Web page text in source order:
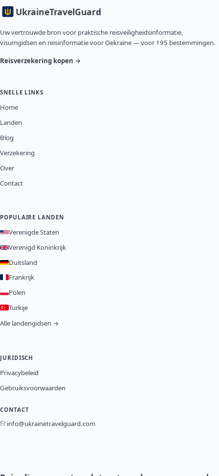
UkraineTravelGuard
Uw vertrouwde bron voor praktische reisveiligheidsinformatie,
visumgidsen en reisinformatie voor Oekraïne — voor 195 bestemmingen.
Reisverzekering kopen →
SNELLE LINKS
Home
Landen
Blog
Verzekering
Over
Contact
POPULAIRE LANDEN
Verenigde Staten
Verenigd Koninkrijk
Duitsland
Frankrijk
Polen
Turkije
Alle landengidsen →
JURIDISCH
Privacybeleid
Gebruiksvoorwaarden
CONTACT
info@ukrainetravelguard.com